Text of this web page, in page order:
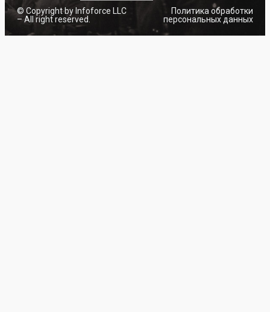
© Copyright by Infoforce LLC
– All right reserved.
Политика обработки
персональных данных